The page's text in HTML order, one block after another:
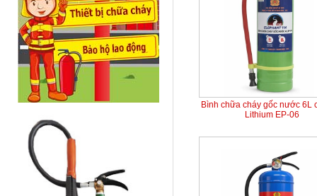
Bình chữa cháy gốc nước 6L
Lithium EP-06